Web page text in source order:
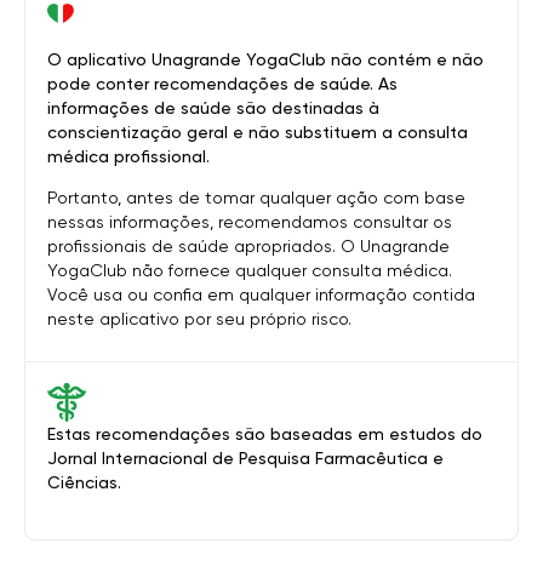
Estas recomendações são baseadas em estudos do
Jornal Internacional de Pesquisa Farmacêutica e
Ciências.
O aplicativo Unagrande YogaClub não contém e não
pode conter recomendações de saúde. As
informações de saúde são destinadas à
conscientização geral e não substituem a consulta
médica profissional.
Portanto, antes de tomar qualquer ação com base
nessas informações, recomendamos consultar os
profissionais de saúde apropriados. O Unagrande
YogaClub não fornece qualquer consulta médica.
Você usa ou confia em qualquer informação contida
neste aplicativo por seu próprio risco.